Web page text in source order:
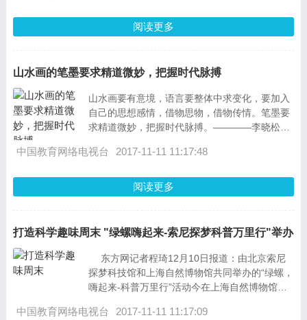
阅读更多
山水画的笔墨要求精道微妙，把握时代脉搏
山水画要有意境，语言要整体中求变化，要加入
自己的思想感情，借物思物，借物传情。笔墨要
求精道微妙，把握时代脉搏。————李晓松先
中国教育网络电视台 2017-11-11 11:17:48
阅读更多
打造科学趣味周末 "绿螺嗨起来-索尼探梦科普万里行"举办
探梦科技馆和上海自然博物馆共同举办的“绿螺，
嗨起来-科普万里行”活动今在上海自然博物馆内
中国教育网络电视台 2017-11-11 11:17:09